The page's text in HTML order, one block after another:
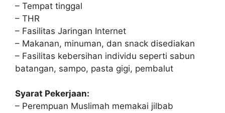
– Tempat tinggal
– THR
– Fasilitas Jaringan Internet
– Makanan, minuman, dan snack disediakan
– Fasilitas kebersihan individu seperti sabun
batangan, sampo, pasta gigi, pembalut
Syarat Pekerjaan:
– Perempuan Muslimah memakai jilbab